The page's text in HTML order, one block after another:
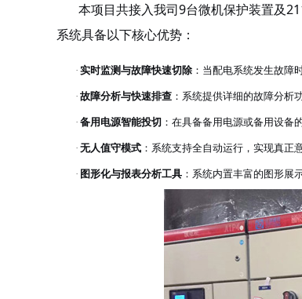
本项目共接入我司9台微机保护装置及
系统具备以下核心优势：
· 实时监测与故障快速切除 ：当配电系统发生故障
· 故障分析与快速排查 ：系统提供详细的故障分析
· 备用电源智能投切 ：在具备备用电源或备用设备
· 无人值守模式 ：系统支持全自动运行，实现真正
· 图形化与报表分析工具 ：系统内置丰富的图形展